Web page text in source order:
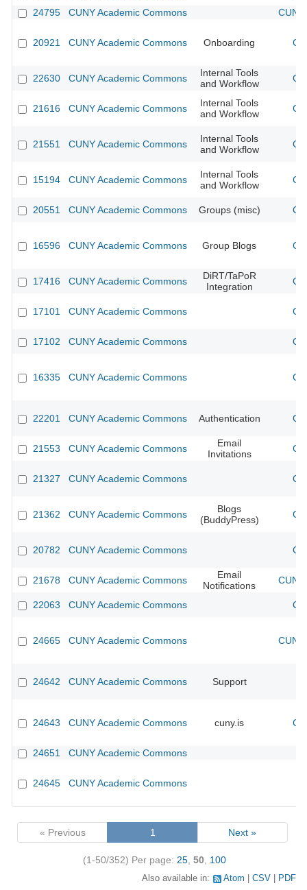
24795
CUNY Academic Commons
20921 CUNY Academic Commons Onboarding
22630 CUNY Academic Commons
Internal Tools
and Workflow
21616 CUNY Academic Commons
Internal Tools
and Workflow
21551 CUNY Academic Commons
Internal Tools
and Workflow
15194 CUNY Academic Commons
Internal Tools
and Workflow
20551 CUNY Academic Commons Groups (misc)
16596 CUNY Academic Commons Group Blogs
17416 CUNY Academic Commons
DiRT/TaPoR
Integration
17101 CUNY Academic Commons
17102 CUNY Academic Commons
16335 CUNY Academic Commons
22201 CUNY Academic Commons Authentication
21553 CUNY Academic Commons
Email
Invitations
21327 CUNY Academic Commons
21362 CUNY Academic Commons
Blogs
(BuddyPress)
20782 CUNY Academic Commons
21678 CUNY Academic Commons
Email
Notifications
22063 CUNY Academic Commons
24665 CUNY Academic Commons
24642 CUNY Academic Commons Support
24643 CUNY Academic Commons cuny.is
24651 CUNY Academic Commons
24645 CUNY Academic Commons
« Previous 1 Next »
(1-50/352) Per page: 25 50 100
Also available in: Atom CSV PDF